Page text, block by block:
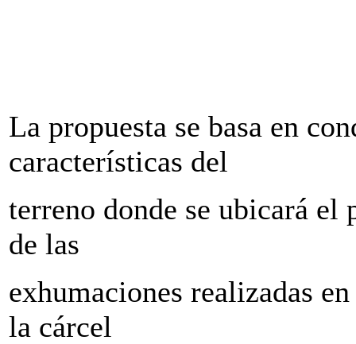
La propuesta se basa en
características del
terreno donde se ubicará
de las
exhumaciones realizadas
la cárcel